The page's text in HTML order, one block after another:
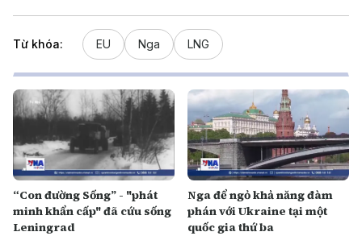
Từ khóa: EU Nga LNG
“Con đường Sống” - "phát
minh khẩn cấp" đã cứu sống
Leningrad
Nga để ngỏ khả năng đàm
phán với Ukraine tại một
quốc gia thứ ba